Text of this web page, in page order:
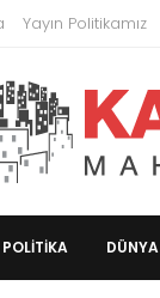
Yayın Politikamız
POLITIKA DÜNYA